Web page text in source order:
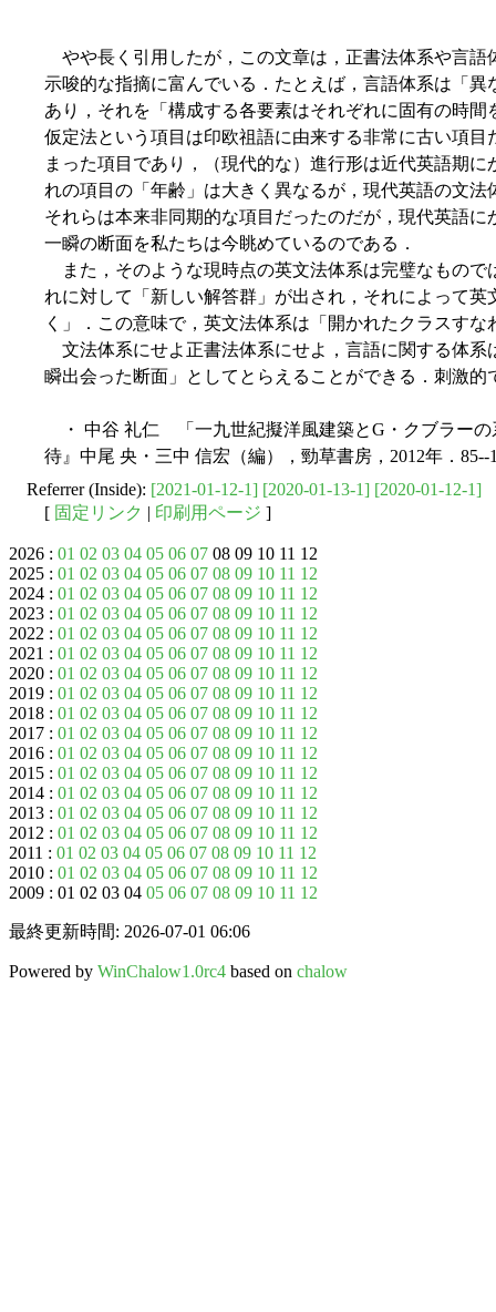
やや長く引用したが，この文章は，正書法体系や言語
示唆的な指摘に富んでいる．たとえば，言語体系は「
あり，それを「構成する各要素はそれぞれに固有の時
仮定法という項目は印欧祖語に由来する非常に古い項
まった項目であり，（現代的な）進行形は近代英語期
れの項目の「年齢」は大きく異なるが，現代英語の文
それらは本来非同期的な項目だったのだが，現代英語
一瞬の断面を私たちは今眺めているのである．
また，そのような現時点の英文法体系は完璧なもので
れに対して「新しい解答群」が出され，それによって
く」．この意味で，英文法体系は「開かれたクラスすな
文法体系にせよ正書法体系にせよ，言語に関する体系
瞬出会った断面」としてとらえることができる．刺激的
・ 中谷 礼仁 「一九世紀擬洋風建築とG・クブラーの
待』中尾 央・三中 信宏（編），勁草書房，2012年．85--
Referrer (Inside): [2021-01-12-1] [2020-01-13-1] [2020-01-12-1]
[ 固定リンク | 印刷用ページ ]
2026 : 01 02 03 04 05 06 07 08 09 10 11 12
2025 : 01 02 03 04 05 06 07 08 09 10 11 12
2024 : 01 02 03 04 05 06 07 08 09 10 11 12
2023 : 01 02 03 04 05 06 07 08 09 10 11 12
2022 : 01 02 03 04 05 06 07 08 09 10 11 12
2021 : 01 02 03 04 05 06 07 08 09 10 11 12
2020 : 01 02 03 04 05 06 07 08 09 10 11 12
2019 : 01 02 03 04 05 06 07 08 09 10 11 12
2018 : 01 02 03 04 05 06 07 08 09 10 11 12
2017 : 01 02 03 04 05 06 07 08 09 10 11 12
2016 : 01 02 03 04 05 06 07 08 09 10 11 12
2015 : 01 02 03 04 05 06 07 08 09 10 11 12
2014 : 01 02 03 04 05 06 07 08 09 10 11 12
2013 : 01 02 03 04 05 06 07 08 09 10 11 12
2012 : 01 02 03 04 05 06 07 08 09 10 11 12
2011 : 01 02 03 04 05 06 07 08 09 10 11 12
2010 : 01 02 03 04 05 06 07 08 09 10 11 12
2009 : 01 02 03 04 05 06 07 08 09 10 11 12
最終更新時間: 2026-07-01 06:06
Powered by WinChalow1.0rc4 based on chalow